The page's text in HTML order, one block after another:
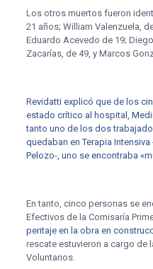
Los otros muertos fueron
21 años; William Valenzuela,
Eduardo Acevedo de 19;
Zacarías, de 49, y Marcos
Revidatti explicó que de los
estado crítico al hospital,
tanto uno de los dos
quedaban en Terapia
Pelozo-, uno se encontraba
En tanto, cinco personas se
Efectivos de la Comisaría
peritaje en la obra en
rescate estuvieron a cargo de
Voluntarios.